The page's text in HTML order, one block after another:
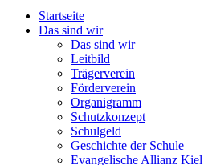
Startseite
Das sind wir
Das sind wir
Leitbild
Trägerverein
Förderverein
Organigramm
Schutzkonzept
Schulgeld
Geschichte der Schule
Evangelische Allianz Kiel